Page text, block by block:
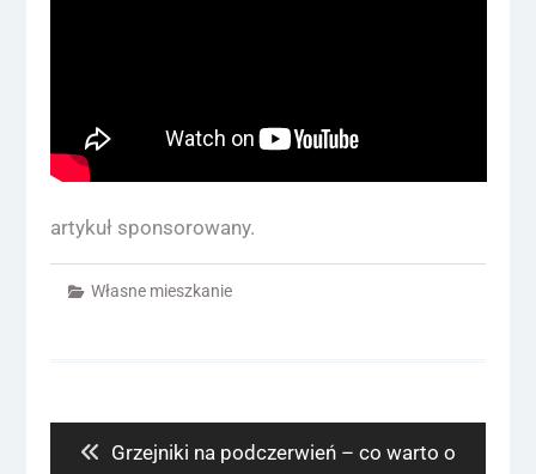
artykuł sponsorowany.
Własne mieszkanie
Previous
Grzejniki na podczerwień – co warto o